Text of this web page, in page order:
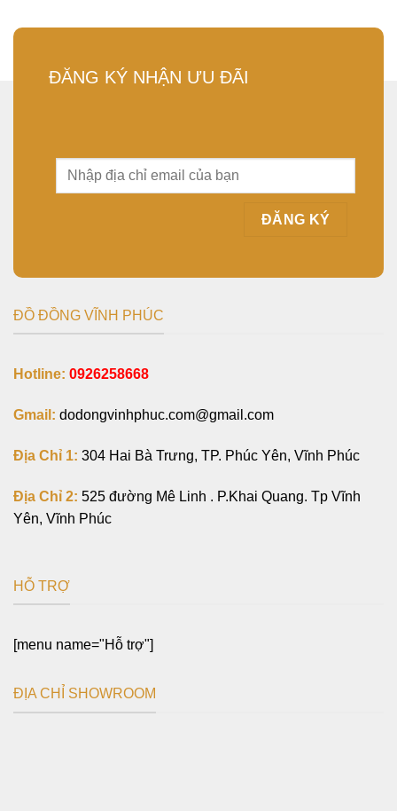
ĐĂNG KÝ NHẬN ƯU ĐÃI
ĐỒ ĐỒNG VĨNH PHÚC
Hotline: 0926258668
Gmail: dodongvinhphuc.com@gmail.com
Địa Chỉ 1: 304 Hai Bà Trưng, TP. Phúc Yên, Vĩnh Phúc
Địa Chỉ 2: 525 đường Mê Linh . P.Khai Quang. Tp Vĩnh
Yên, Vĩnh Phúc
HỖ TRỢ
[menu name="Hỗ trợ"]
ĐỊA CHỈ SHOWROOM